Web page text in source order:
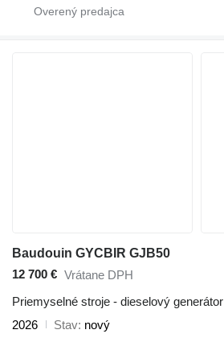
Baudouin GYCBIR GJB50
12 700 € Vrátane DPH
Priemyselné stroje - dieselový generátor
2026
Stav nový